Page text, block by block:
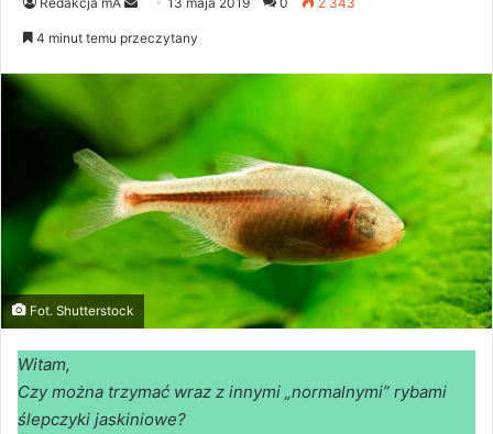
4 minut temu przeczytany
Fot. Shutterstock
Witam,
Czy można trzymać wraz z innymi „normalnymi” rybami
ślepczyki jaskiniowe?